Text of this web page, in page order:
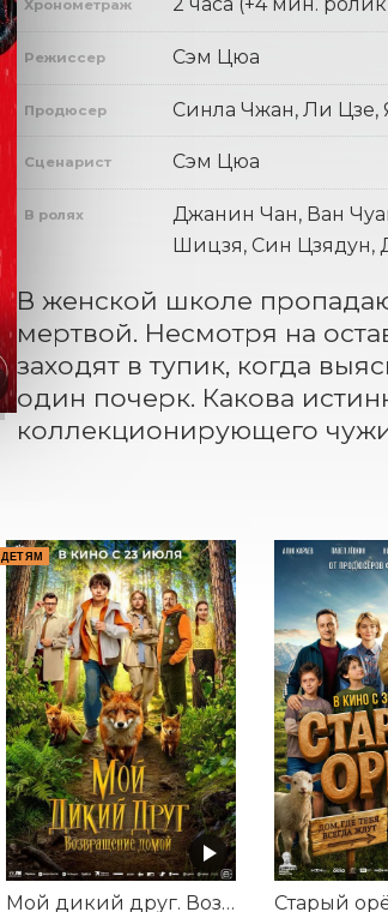
Хронометраж 2 часа (+4 мин.
Режиссер Сэм Цюа
Продюсер Синла Чжан, Ли Цзе,
Сценарист Сэм Цюа
В ролях
Джанин Чан, Ван
Шицзя, Син Цзядун,
В женской школе
мертвой. Несмотря на
заходят в тупик, когда
один почерк. Какова
коллекционирующего
ДЕТЯМ
Мой дикий друг. Возвращение домой Старый